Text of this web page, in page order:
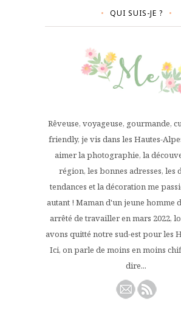
QUI SUIS-JE ?
Rêveuse, voyageuse, gourmande,
friendly, je vis dans les Hautes-
aimer la photographie, la
région, les bonnes adresses, les
tendances et la décoration me
autant ! Maman d'un jeune homme
arrêté de travailler en mars 2022,
avons quitté notre sud-est pour les
Ici, on parle de moins en moins
dire...